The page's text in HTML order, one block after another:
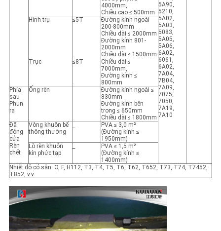
5A90,
5210,
5A02,
5A03,
5083,
5A05,
5A06,
6A02,
6061,
6A02,
7A04,
7B04,
7A09,
7075,
7050,
7A19,
7A10
4000mm,
Chiều cao ≤ 500mm
Hình trụ
≤5T
Đường kính ngoài
200-800mm
Chiều dài ≤ 2000mm
Đường kính 801-
2000mm
Chiều dài ≤ 1500mm
Trục
≤8T
Chiều dài ≤
7000mm,
Đường kính ≤
800mm
Phía
sau
Phun
ra
Ống rèn
Đường kính ngoài ≤
830mm
Đường kính bên
trong ≤ 650mm
Chiều dài ≤ 1800mm
Đã
đóng
cửa
Rèn
chết
Vòng khuôn bế
thông thường
PVA ≤ 3,0 m²
(Đường kính ≤
1950mm)
Lò rèn khuôn
kín phức tạp
PVA ≤ 1,5 m²
(Đường kính ≤
1400mm)
Nhiệt độ có sẵn: O, F, H112, T3, T4, T5, T6, T62, T652, T73, T74, T7452,
T852, v.v.